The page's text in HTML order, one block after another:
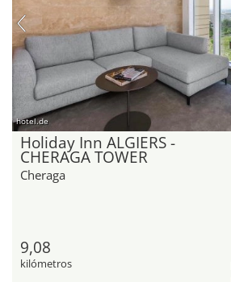
hotel.de
Holiday Inn ALGIERS -
CHERAGA TOWER
Cheraga
9,08
kilómetros